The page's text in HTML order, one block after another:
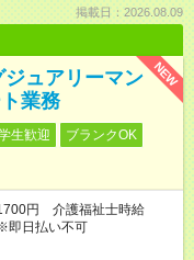
掲載日：2026.08.09
NEW
ジュアリーマン
業務
生歓迎
ブランクOK
円 介護福祉士時給
即日払い不可